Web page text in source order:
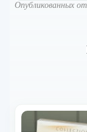
Опубликованных